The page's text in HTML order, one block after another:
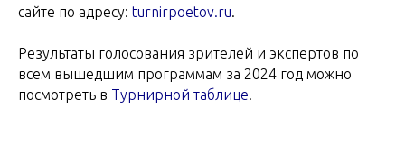
сайте по адресу: turnirpoetov.ru
Результаты голосования зрителей и экспертов по
всем вышедшим программам за 2024 год можно
посмотреть в Турнирной таблице